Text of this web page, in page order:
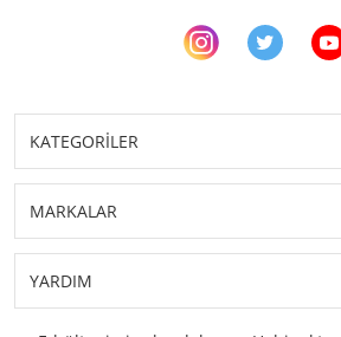
KATEGORİLER
MARKALAR
YARDIM